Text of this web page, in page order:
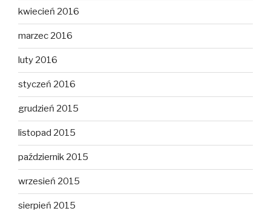
kwiecień 2016
marzec 2016
luty 2016
styczeń 2016
grudzień 2015
listopad 2015
październik 2015
wrzesień 2015
sierpień 2015